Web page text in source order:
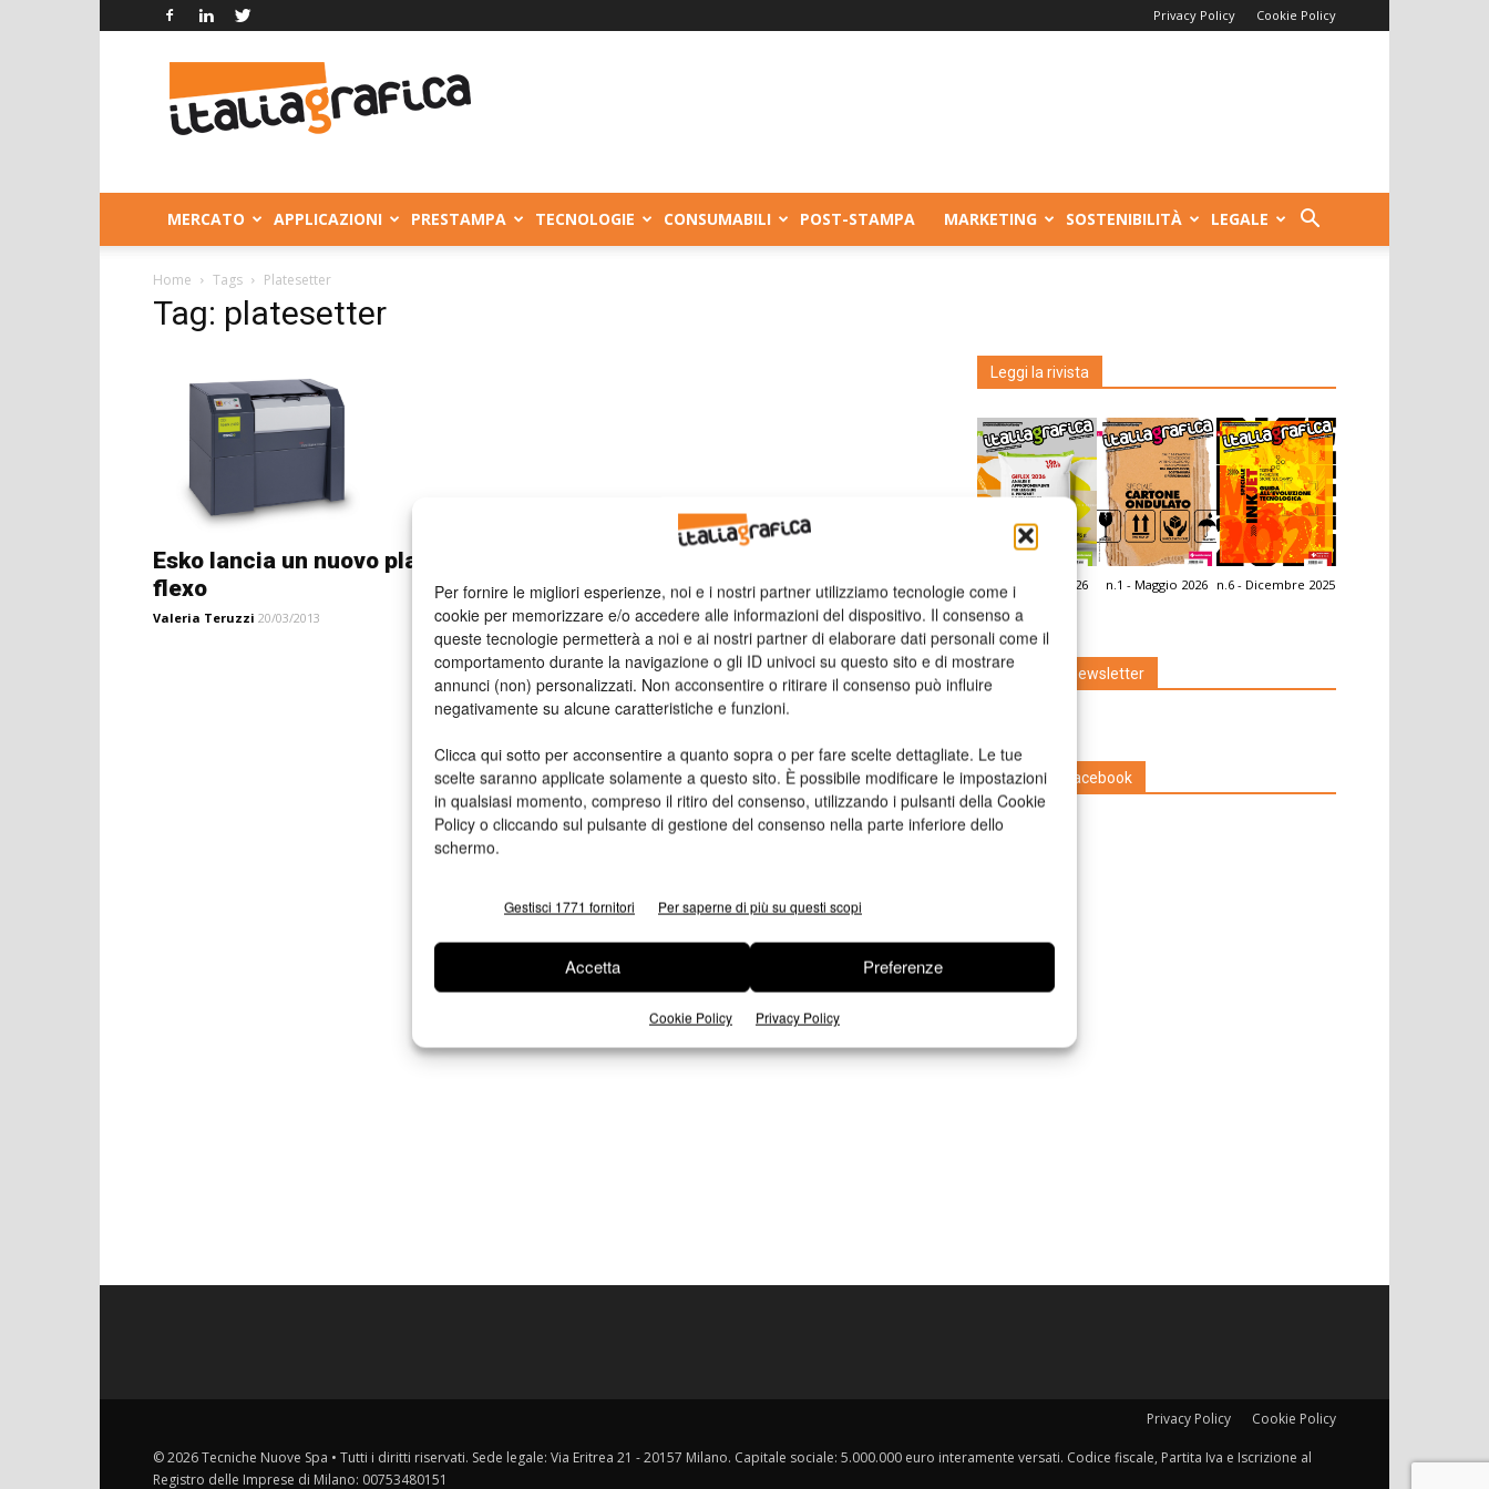
Per fornire le migliori esperienze, noi e i nostri partner utilizziamo tecnologie come i
cookie per memorizzare e/o accedere alle informazioni del dispositivo. Il consenso a
queste tecnologie permetterà a noi e ai nostri partner di elaborare dati personali come il
comportamento durante la navigazione o gli ID univoci su questo sito e di mostrare
annunci (non) personalizzati. Non acconsentire o ritirare il consenso può influire
negativamente su alcune caratteristiche e funzioni.
Clicca qui sotto per acconsentire a quanto sopra o per fare scelte dettagliate. Le tue
scelte saranno applicate solamente a questo sito. È possibile modificare le impostazioni
in qualsiasi momento, compreso il ritiro del consenso, utilizzando i pulsanti della Cookie
Policy o cliccando sul pulsante di gestione del consenso nella parte inferiore dello
schermo.
Gestisci 1771 fornitori Per saperne di più su questi scopi
Accetta Preferenze
Cookie Policy Privacy Policy
Privacy Policy Cookie Policy
Grafica
MERCATO APPLICAZIONI PRESTAMPA TECNOLOGIE CONSUMABILI POST-STAMPA MARKETING SOSTENIBILITÀ LEGALE
Home Tags Platesetter
Tag: platesetter
Esko lancia un nuovo platesetter
flexo
Valeria Teruzzi 20/03/2013
Leggi la rivista
n.2 - Giugno 2026 n.1 - Maggio 2026 n.6 - Dicembre 2025
Edicola Web
Iscriviti alla newsletter
Seguici su Facebook
Privacy Policy Cookie Policy
© 2026 Tecniche Nuove Spa • Tutti i diritti riservati. Sede legale: Via Eritrea 21 - 20157 Milano. Capitale sociale: 5.000.000 euro interamente versati. Codice fiscale, Partita Iva e Iscrizione al
Registro delle Imprese di Milano: 00753480151